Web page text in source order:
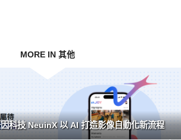
MORE IN 其他
科技 NeuinX 以 AI 打造影像自動化新流程